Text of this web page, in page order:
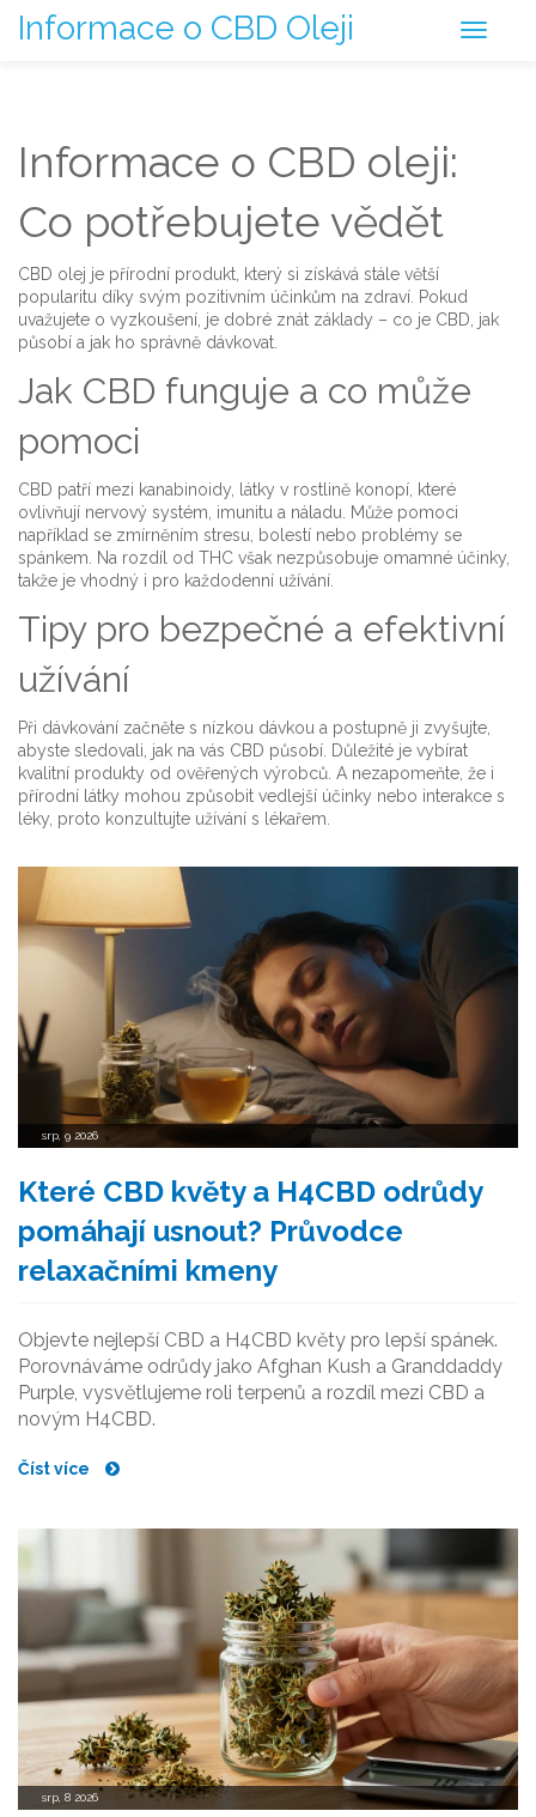
Informace o CBD Oleji
Informace o CBD oleji:
Co potřebujete vědět
CBD olej je přírodní produkt, který si získává stále větší
popularitu díky svým pozitivním účinkům na zdraví. Pokud
uvažujete o vyzkoušení, je dobré znát základy – co je CBD, jak
působí a jak ho správně dávkovat.
Jak CBD funguje a co může
pomoci
CBD patří mezi kanabinoidy, látky v rostlině konopí, které
ovlivňují nervový systém, imunitu a náladu. Může pomoci
například se zmírněním stresu, bolestí nebo problémy se
spánkem. Na rozdíl od THC však nezpůsobuje omamné účinky,
takže je vhodný i pro každodenní užívání.
Tipy pro bezpečné a efektivní
užívání
Při dávkování začněte s nízkou dávkou a postupně ji zvyšujte,
abyste sledovali, jak na vás CBD působí. Důležité je vybírat
kvalitní produkty od ověřených výrobců. A nezapomeňte, že i
přírodní látky mohou způsobit vedlejší účinky nebo interakce s
léky, proto konzultujte užívání s lékařem.
srp, 9 2026
Které CBD květy a H4CBD odrůdy
pomáhají usnout? Průvodce
relaxačními kmeny
Objevte nejlepší CBD a H4CBD květy pro lepší spánek.
Porovnáváme odrůdy jako Afghan Kush a Granddaddy
Purple, vysvětlujeme roli terpenů a rozdíl mezi CBD a
novým H4CBD.
Číst více
srp, 8 2026